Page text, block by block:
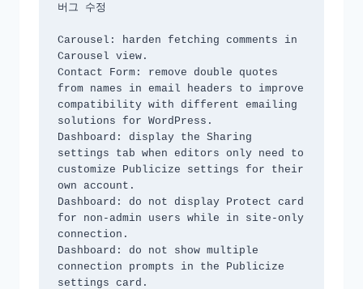
버그 수정
Carousel: harden fetching comments in
Carousel view.
Contact Form: remove double quotes
from names in email headers to improve
compatibility with different emailing
solutions for WordPress.
Dashboard: display the Sharing
settings tab when editors only need to
customize Publicize settings for their
own account.
Dashboard: do not display Protect card
for non-admin users while in site-only
connection.
Dashboard: do not show multiple
connection prompts in the Publicize
settings card.